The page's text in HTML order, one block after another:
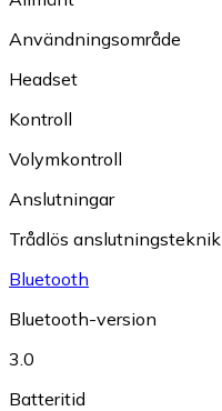
Användningsområde
Headset
Kontroll
Volymkontroll
Anslutningar
Trådlös anslutningsteknik
Bluetooth
Bluetooth-version
3.0
Batteritid